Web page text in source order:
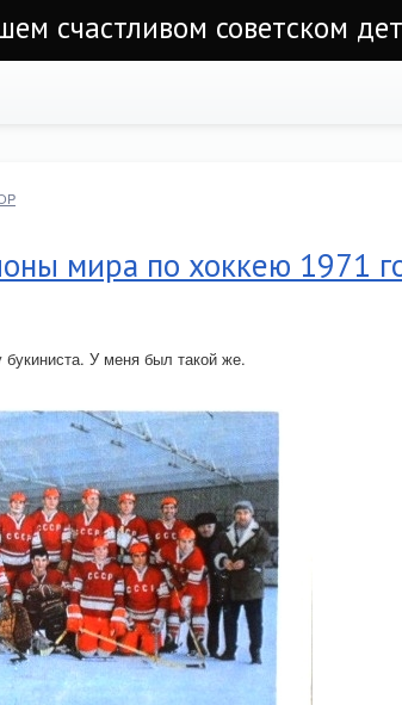
счастливом советском
мира по хоккею 1971
У меня был такой же.